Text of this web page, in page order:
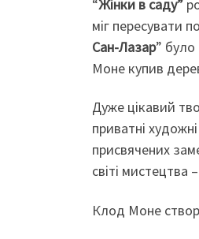
“Жінки в саду”
міг пересувати
Сан-Лазар”
Моне купив
Дуже цікавий
приватні
присвячених
світі мистецтва
Клод Моне